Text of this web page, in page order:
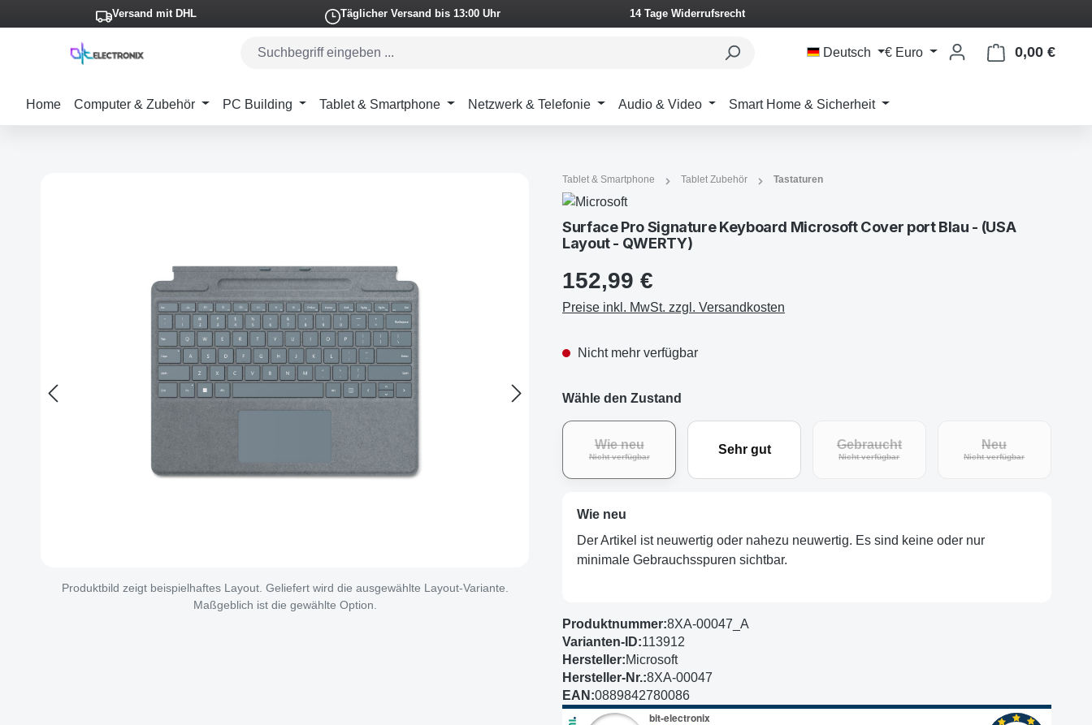
Hauptinhalt springen
Zur Suche springen
Zur Hauptnavigation springen
Versand mit DHL Täglicher Versand bis 13:00 Uhr 14 Tage Widerrufsrecht
Deutsch € Euro 0,00 €
Home Computer & Zubehör PC Building Tablet & Smartphone Netzwerk & Telefonie Audio & Video Smart Home & Sicherheit
Produktbild zeigt beispielhaftes Layout. Geliefert wird die ausgewählte Layout-Variante.
Maßgeblich ist die gewählte Option.
Tablet & Smartphone Tablet Zubehör Tastaturen
Surface Pro Signature Keyboard Microsoft Cover port Blau - (USA
Layout - QWERTY)
152,99 €
Preise inkl. MwSt. zzgl. Versandkosten
Nicht mehr verfügbar
Wähle den Zustand
Wie neu
Nicht verfügbar(Diese Option ist zurzeit nicht verfügbar.)
Sehr gut Gebraucht
Nicht verfügbar(Diese Option ist zurzeit nicht verfügbar.)
Neu
Nicht verfügbar(Diese Option ist
Wie neu
Der Artikel ist neuwertig oder nahezu neuwertig. Es sind keine oder nur
minimale Gebrauchsspuren sichtbar.
Produktnummer:8XA-00047_A
Varianten-ID:113912
Hersteller:Microsoft
Hersteller-Nr.:8XA-00047
EAN:0889842780086